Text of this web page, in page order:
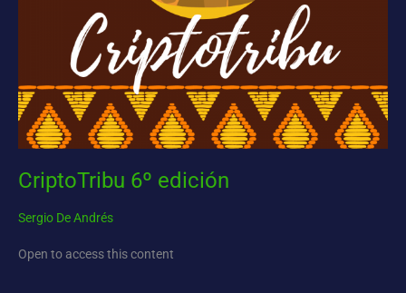
CriptoTribu 6º edición
Sergio De Andrés
Open to access this content